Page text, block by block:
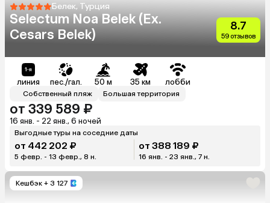
Белек, Турция
Selectum Noa Belek (Ex.
Cesars Belek)
8.7
59 отзывов
линия пес./гал. 50 м 35 км лобби
Собственный пляж Большая территория
от 339 589 ₽
16 янв. - 22 янв., 6 ночей
Выгодные туры на соседние даты
от 442 202 ₽
5 февр. - 13 февр., 8 н.
от 388 189 ₽
16 янв. - 23 янв., 7 н.
Кешбэк + 3 127